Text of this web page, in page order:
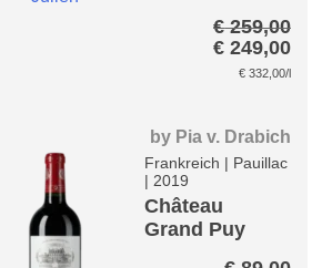
€259,00
Preis
€ 249,00
€ 332,00/l
by Pia v. Drabich
Frankreich | Pauillac
| 2019
Château
Grand Puy